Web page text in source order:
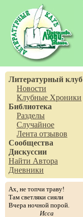
Литературный клуб
Новости
Клубные Хроники
Библиотека
Разделы
Случайное
Лента отзывов
Сообщества
Дискуссии
Найти Автора
Дневники
Ах, не топчи траву!
Там светляки сияли
Вчера ночной порой.
Исса